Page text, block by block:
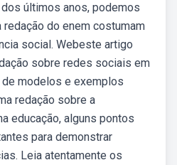
últimos anos, podemos
do enem costumam
social. Webeste artigo
sobre redes sociais em
modelos e exemplos
redação sobre a
educação, alguns pontos
para demonstrar
Leia atentamente os